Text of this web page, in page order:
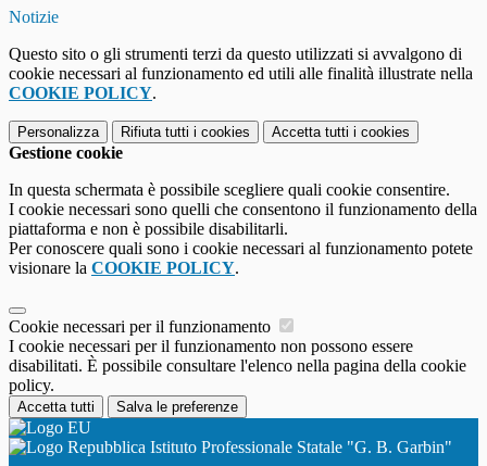
Notizie
Questo sito o gli strumenti terzi da questo utilizzati si avvalgono di
cookie necessari al funzionamento ed utili alle finalità illustrate nella
COOKIE POLICY.
Personalizza Rifiuta tutti i cookies Accetta tutti i cookies
Gestione cookie
In questa schermata è possibile scegliere quali cookie consentire.
I cookie necessari sono quelli che consentono il funzionamento della
piattaforma e non è possibile disabilitarli.
Per conoscere quali sono i cookie necessari al funzionamento potete
visionare la COOKIE POLICY.
Cookie necessari per il funzionamento
I cookie necessari per il funzionamento non possono essere
disabilitati. È possibile consultare l'elenco nella pagina della cookie
policy.
Accetta tutti Salva le preferenze
Istituto Professionale Statale "G. B. Garbin"